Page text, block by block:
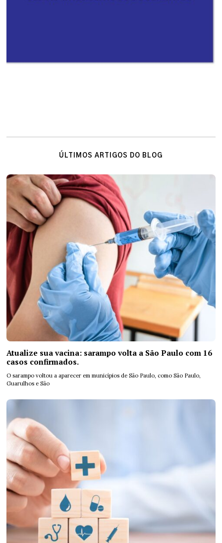
ÚLTIMOS ARTIGOS DO BLOG
Atualize sua vacina: sarampo volta a São Paulo com 16
casos confirmados.
O sarampo voltou a aparecer em municípios de São Paulo, como São Paulo,
Guarulhos e São